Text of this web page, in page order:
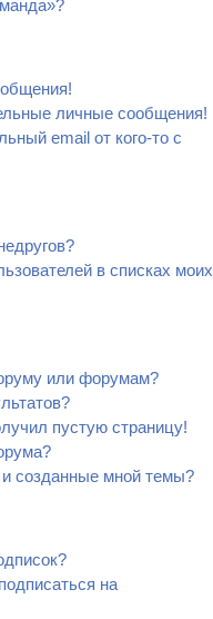
личные сообщения!
email от кого-то с
в списках моих
или форумам?
пустую страницу!
созданные мной темы?
на